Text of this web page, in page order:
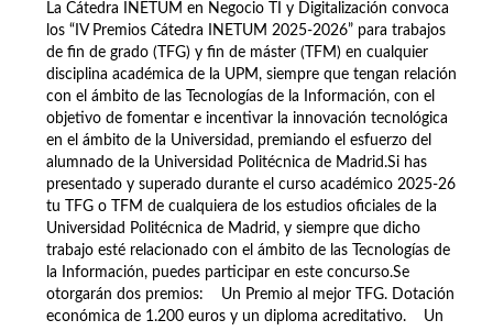
La Cátedra INETUM en Negocio TI y Digitalización convoca
los “IV Premios Cátedra INETUM 2025-2026” para trabajos
de fin de grado (TFG) y fin de máster (TFM) en cualquier
disciplina académica de la UPM, siempre que tengan relación
con el ámbito de las Tecnologías de la Información, con el
objetivo de fomentar e incentivar la innovación tecnológica
en el ámbito de la Universidad, premiando el esfuerzo del
alumnado de la Universidad Politécnica de Madrid.Si has
presentado y superado durante el curso académico 2025-26
tu TFG o TFM de cualquiera de los estudios oficiales de la
Universidad Politécnica de Madrid, y siempre que dicho
trabajo esté relacionado con el ámbito de las Tecnologías de
la Información, puedes participar en este concurso.Se
otorgarán dos premios: Un Premio al mejor TFG. Dotación
económica de 1.200 euros y un diploma acreditativo. Un